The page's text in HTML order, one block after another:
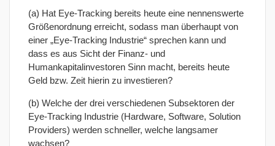
(a) Hat Eye-Tracking bereits heute eine nennenswerte
Größenordnung erreicht, sodass man überhaupt von
einer „Eye-Tracking Industrie“ sprechen kann und
dass es aus Sicht der Finanz- und
Humankapitalinvestoren Sinn macht, bereits heute
Geld bzw. Zeit hierin zu investieren?
(b) Welche der drei verschiedenen Subsektoren der
Eye-Tracking Industrie (Hardware, Software, Solution
Providers) werden schneller, welche langsamer
wachsen?